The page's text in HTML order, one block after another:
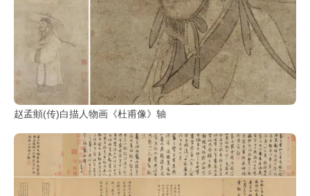
赵孟頫(传)白描人物画《杜甫像》轴